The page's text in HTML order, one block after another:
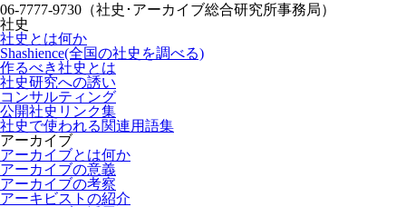
06-7777-9730（社史･アーカイブ総合研究所事務局）
社史
社史とは何か
Shashience(全国の社史を調べる)
作るべき社史とは
社史研究への誘い
コンサルティング
公開社史リンク集
社史で使われる関連用語集
アーカイブ
アーカイブとは何か
アーカイブの意義
アーカイブの考察
アーキビストの紹介